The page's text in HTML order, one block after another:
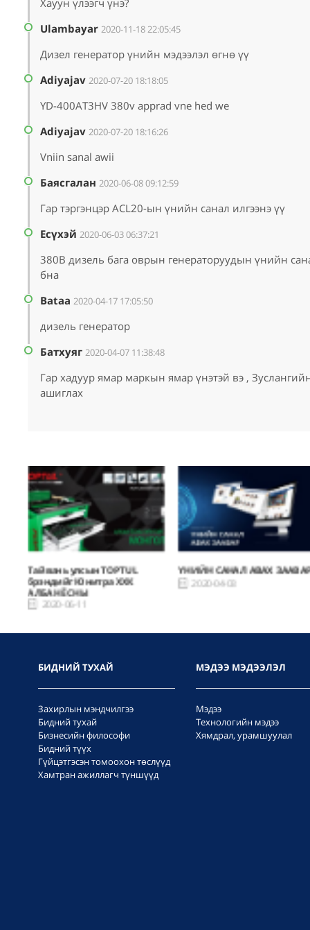
Ulambayar 2020-11-18 22:05:45
Дизел генератор үнийн мэдээлэл өгнө үү
Adiyajav 2020-07-20 18:18:05
YD-400AT3HV 380v apprad vne hed we
Adiyajav 2020-07-20 18:16:26
Vniin sanal awii
Баясгалан 2020-06-08 09:12:59
Гар тэргэнцэр ACL20-ын үнийн санал илгээнэ үү
Есүхэй 2020-06-03 06:37:21
380В дизель бага оврын генераторуудын үнийн
бна
Bataa 2020-04-17 17:05:50
дизель генератор
Батхуяг 2020-04-07 11:38:48
Гар хадуур ямар маркын ямар үнэтэй вэ ,
ашиглах
Тайвань улсын TOPTUL
брэндийг Юнитра ХХК
АЛБАН ЁСНЫ
ДИСТРИБЬЮТЕРИЙН
2020-06-11
ҮНИЙН САНАЛ АВАХ
2020-04-03
БИДНИЙ ТУХАЙ
Захирлын мэндчилгээ
Бидний тухай
Бизнесийн философи
Бидний түүх
Гүйцэтгэсэн томоохон төслүүд
Хамтран ажиллагч түншүүд
МЭДЭЭ МЭДЭЭЛЭЛ
Мэдээ
Технологийн мэдээ
Хямдрал, урамшуулал